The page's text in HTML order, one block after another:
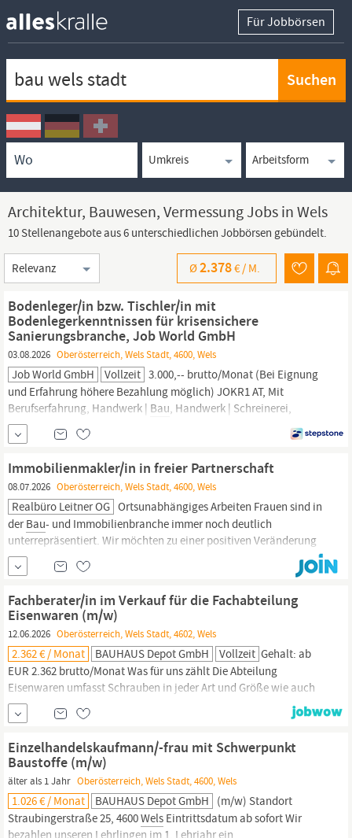
Für Jobbörsen
Ortssuche
Umkreissuche
Arbeitsform
Architektur, Bauwesen, Vermessung Jobs in Wels
10 Stellenangebote aus 6 unterschiedlichen Jobbörsen gebündelt.
Sortierung
Ø2.378€ / M.
Bodenleger/in bzw. Tischler/in mit
Bodenlegerkenntnissen für krisensichere
Sanierungsbranche, Job World GmbH
03.08.2026 Oberösterreich, Wels Stadt, 4600, Wels
Job World GmbH Vollzeit 3.000,-- brutto/Monat (Bei Eignung
und Erfahrung höhere Bezahlung möglich) JOKR1 AT, Mit
Berufserfahrung, Handwerk | Bau, Handwerk | Schreinerei,
Personaldienstleistungen, Feste Anstellung, Vollzeit
Immobilienmakler/in in freier Partnerschaft
08.07.2026 Oberösterreich, Wels Stadt, 4600, Wels
Realbüro Leitner OG Ortsunabhängiges Arbeiten Frauen sind in
derBau- und Immobilienbranche immer noch deutlich
unterrepräsentiert. Wir möchten zu einer positiven Veränderung
in der Berufswelt beitragen und freuen uns deshalb besonders
über Bewerbungen von weiblichen Interessierten.
Fachberater/in im Verkauf für die Fachabteilung
Eisenwaren (m/w)
12.06.2026 Oberösterreich, Wels Stadt, 4602, Wels
2.362 € / Monat BAUHAUS Depot GmbH Vollzeit Gehalt: ab
EUR 2.362 brutto/Monat Was für uns zählt Die Abteilung
Eisenwaren umfasst Schrauben in jeder Art und Größe wie auch
Bau -, Tür- und Möbelbeschläge. Ein breites, kompetentes
Sortiment an Briefkästen, Tresoren, Ofenzubehör, Metallprofilen,
Seilen und Ketten sowie Zubehör zum Insektenschutz
vervollständigen das umfangreiche Warenangebot.
Einzelhandelskaufmann/-frau mit Schwerpunkt
Baustoffe (m/w)
älter als 1 Jahr Oberösterreich, Wels Stadt, 4600, Wels
1.026 € / Monat BAUHAUS Depot GmbH (m/w) Standort
Straubingerstraße 25, 4600Wels Eintrittsdatum ab sofort Wir
bezahlen unseren Lehrlingen im 1. Lehrjahr ein